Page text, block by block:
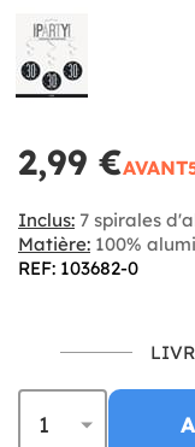
2,99 €AVANT
Inclus: 7 spirales
Matière: 100%
REF: 103682-0